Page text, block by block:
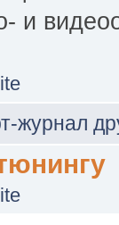
и
журнал